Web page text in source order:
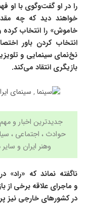
را در او گفت‌وگوی با
خواهند دید که چه
خاموش» را انتخاب
انتخاب کردن باور
نخ‌نمای سینمایی و
بازیگری انتقاد می‌کند.
حوادث ، اجتماعی ،
وهنر ایران و
ناگفته نماند که
و ماجرای علاقه برخی از
در کشورهای خارجی نیز